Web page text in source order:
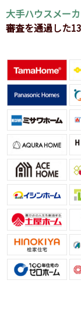
大手ハウスメー
審査を通過した